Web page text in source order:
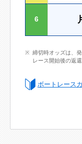
6
締切時オッズは、
レース開始後の返
ボートレース